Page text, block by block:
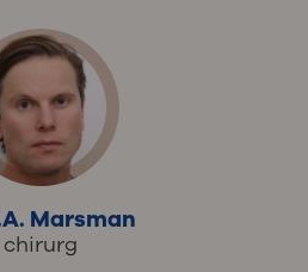
Marsman
chirurg